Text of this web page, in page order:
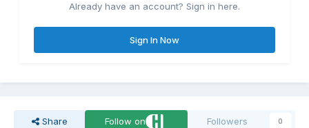
Already have an account? Sign in here.
Sign In Now
Share Follow on Followers 0